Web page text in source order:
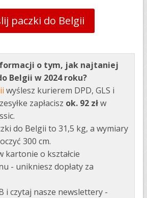
paczki do Belgii
o tym, jak najtaniej
Belgii w 2024 roku?
wyślesz kurierem DPD, GLS i
zapłacisz ok. 92 złw
do Belgii to 31,5 kg, a wymiary
300 cm.
kartonie o kształcie
- unikniesz dopłaty za
i czytaj nasze newslettery -